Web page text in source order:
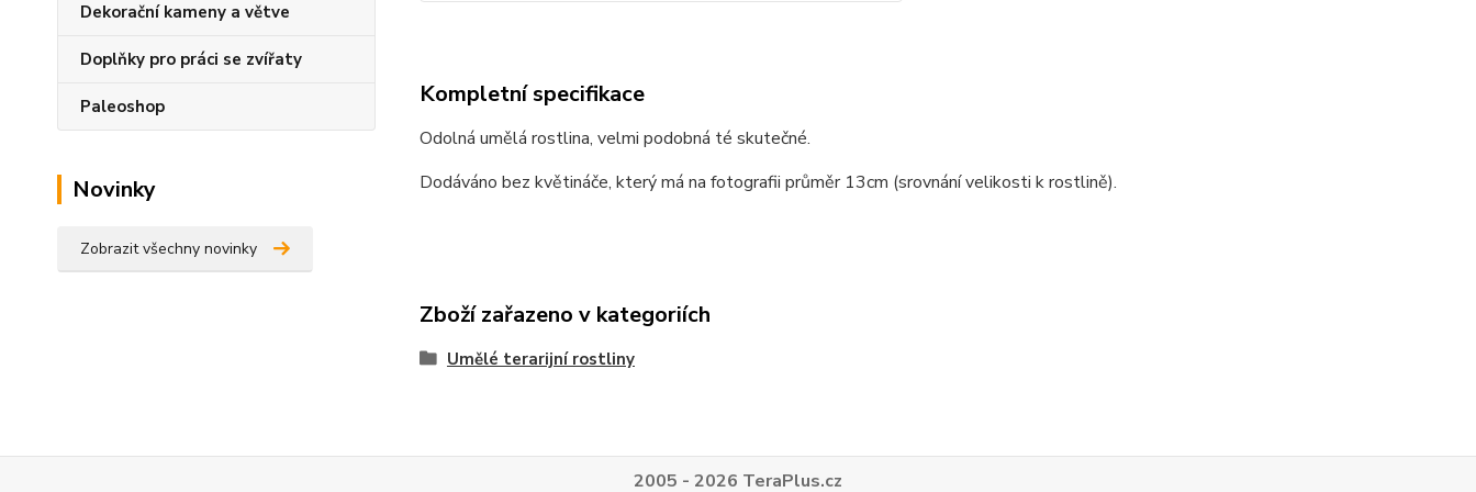
Dekorační kameny a větve
Doplňky pro práci se zvířaty
Paleoshop
Novinky
Zobrazit všechny novinky
Kompletní specifikace
Odolná umělá rostlina, velmi podobná té skutečné.
Dodáváno bez květináče, který má na fotografii průměr 13cm (srovnání velikosti k rostlině).
Zboží zařazeno v kategoriích
Umělé terarijní rostliny
2005 - 2026 TeraPlus.cz